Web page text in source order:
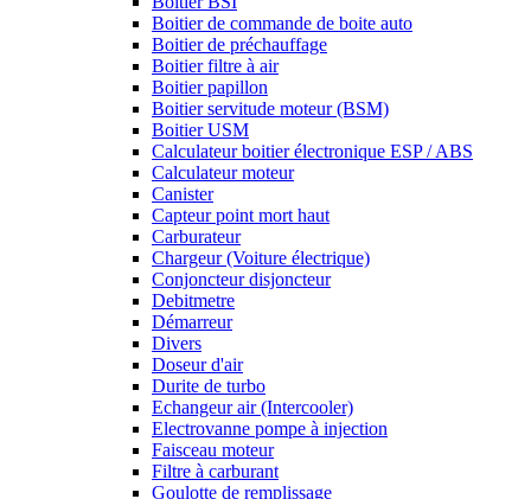
Boitier de commande de boite auto
Boitier de préchauffage
Boitier filtre à air
Boitier papillon
Boitier servitude moteur (BSM)
Boitier USM
Calculateur boitier électronique ESP / ABS
Calculateur moteur
Canister
Capteur point mort haut
Carburateur
Chargeur (Voiture électrique)
Conjoncteur disjoncteur
Debitmetre
Démarreur
Divers
Doseur d'air
Durite de turbo
Echangeur air (Intercooler)
Electrovanne pompe à injection
Faisceau moteur
Filtre à carburant
Goulotte de remplissage